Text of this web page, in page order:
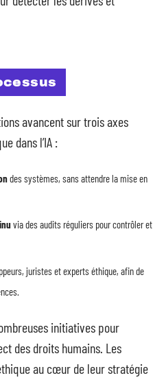
avancent sur trois axes
dans l’IA :
des systèmes, sans attendre la mise en
via des audits réguliers pour contrôler et
juristes et experts éthique, afin de
initiatives pour
des droits humains. Les
au cœur de leur stratégie